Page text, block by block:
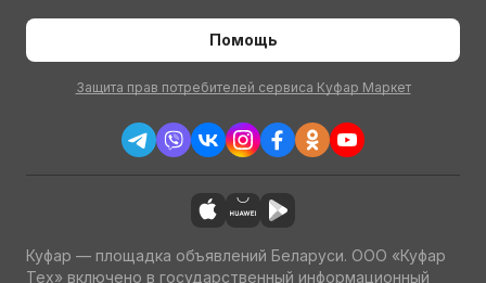
Помощь
Защита прав потребителей сервиса Куфар Маркет
Куфар — площадка объявлений Беларуси. ООО «Куфар
Тех» включено в государственный информационный